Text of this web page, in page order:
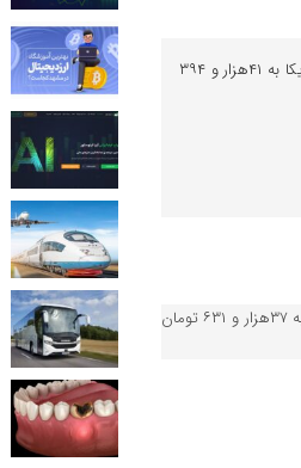
در معاملات امروز مرکز مبادله طلا و ارز ایران، دلار آمریکا به ۴۱هزار و ۳۹۴
در معاملات امروز مرکز مبادله طلا و ارز ایران، دلار آمریکا به ۴۱هزار و ۳۹۴ تومان و حواله دلار نیز به ۳۷هزار و ۶۳۱ تومان